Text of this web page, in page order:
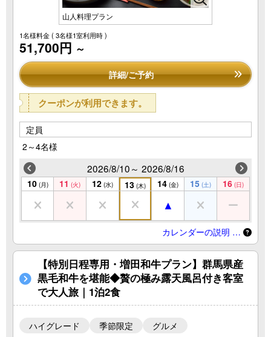
山人料理プラン
1名様料金( 3名様1室利用時 )
51,700円 ～
詳細/ご予約
クーポンが利用できます。
定員
2～4名様
2026/8/10～ 2026/8/16
10 (月) 11 (火) 12 (水) 13 (木) 14 (金) 15 (土) 16 (日)
カレンダーの説明 …
【特別日程専用・増田和牛プラン】群馬県産
黒毛和牛を堪能◆贅の極み露天風呂付き客室
で大人旅｜1泊2食
ハイグレード 季節限定 グルメ